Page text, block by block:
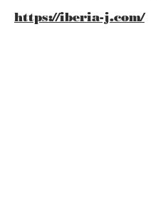
https://iberia-j.com/